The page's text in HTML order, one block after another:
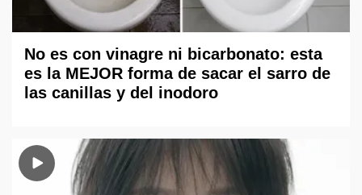
No es con vinagre ni bicarbonato: esta
es la MEJOR forma de sacar el sarro de
las canillas y del inodoro